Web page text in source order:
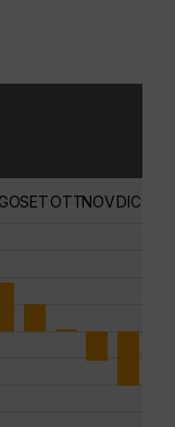
SETOTTNOVDIC